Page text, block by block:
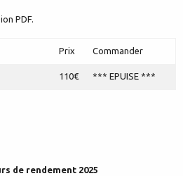
PDF.
Prix Commander
110€ *** EPUISE ***
de rendement 2025